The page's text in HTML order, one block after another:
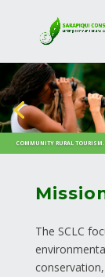
COMMUNITY RURAL TOURISM.
EDUCATION.English as a foreign
The SCLC